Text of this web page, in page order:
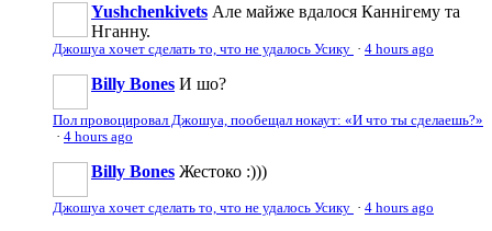
Yushchenkivets Але майже вдалося Каннігему та
Нганну.
Джошуа хочет сделать то, что не удалось Усику · 4 hours ago
Billy Bones И шо?
Пол провоцировал Джошуа, пообещал нокаут: «И что ты сделаешь?»
· 4 hours ago
Billy Bones Жестоко :)))
Джошуа хочет сделать то, что не удалось Усику · 4 hours ago